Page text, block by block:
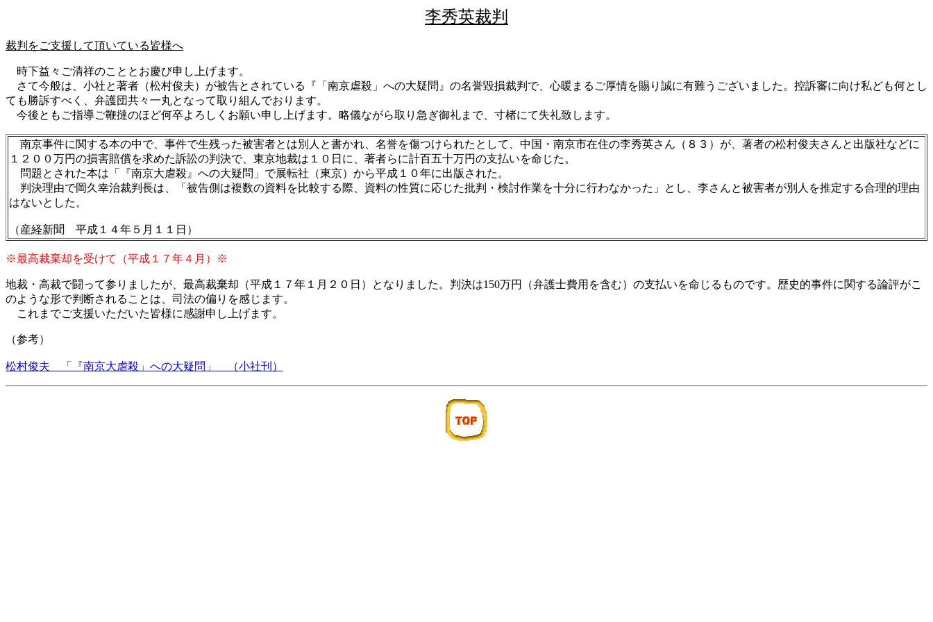
李秀英裁判
裁判をご支援して頂いている皆様へ
時下益々ご清祥のこととお慶び申し上げます。
さて今般は、小社と著者（松村俊夫）が被告とされている『「南京虐殺」への大疑問』の名誉毀損裁判で、心暖まるご厚情を賜り誠に有難うございました。控訴審に向け私ども何とし
ても勝訴すべく、弁護団共々一丸となって取り組んでおります。
今後ともご指導ご鞭撻のほど何卒よろしくお願い申し上げます。略儀ながら取り急ぎ御礼まで、寸楮にて失礼致します。
南京事件に関する本の中で、事件で生残った被害者とは別人と書かれ、名誉を傷つけられたとして、中国・南京市在住の李秀英さん（８３）が、著者の松村俊夫さんと出版社などに
１２００万円の損害賠償を求めた訴訟の判決で、東京地裁は１０日に、著者らに計百五十万円の支払いを命じた。
問題とされた本は「『南京大虐殺』への大疑問」で展転社（東京）から平成１０年に出版された。
判決理由で岡久幸治裁判長は、「被告側は複数の資料を比較する際、資料の性質に応じた批判・検討作業を十分に行わなかった」とし、李さんと被害者が別人を推定する合理的理由
はないとした。
（産経新聞 平成１４年５月１１日）
※最高裁棄却を受けて（平成１７年４月）※
地裁・高裁で闘って参りましたが、最高裁棄却（平成１７年１月２０日）となりました。判決は150万円（弁護士費用を含む）の支払いを命じるものです。歴史的事件に関する論評がこ
のような形で判断されることは、司法の偏りを感じます。
これまでご支援いただいた皆様に感謝申し上げます。
（参考）
松村俊夫 「『南京大虐殺」への大疑問」 （小社刊）